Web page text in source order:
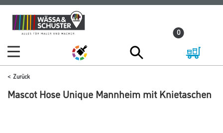
Zum
Inhalt
Zum
Navigationsmenü
0
Zurück
Mascot Hose Unique Mannheim mit Knietaschen